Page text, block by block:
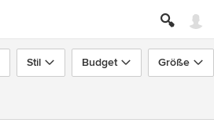
Stil Budget Größe